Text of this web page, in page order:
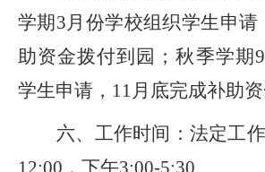
学期3月份学校组织学生申请
助资金拨付到园；秋季学期
学生申请，11月底完成补助资
六、工作时间：法定工
12:00，下午3:00-5:30